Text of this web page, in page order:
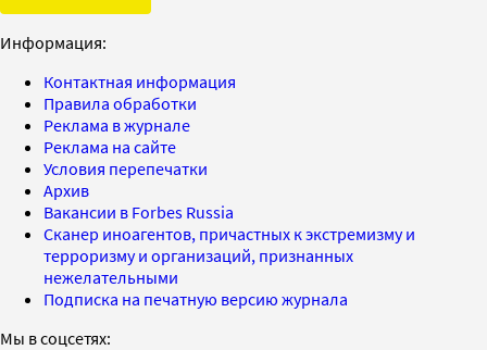
Информация:
Контактная информация
Правила обработки
Реклама в журнале
Реклама на сайте
Условия перепечатки
Архив
Вакансии в Forbes Russia
Сканер иноагентов, причастных к экстремизму и
терроризму и организаций, признанных
нежелательными
Подписка на печатную версию журнала
Мы в соцсетях: